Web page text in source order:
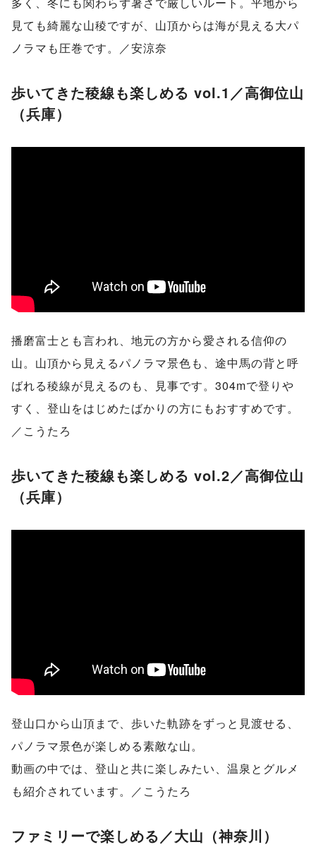
見ても綺麗な山稜ですが、山頂からは海が見える大パ
ノラマも圧巻です。／安涼奈
歩いてきた稜線も楽しめる vol.1／高御位山
（兵庫）
播磨富士とも言われ、地元の方から愛される信仰の
山。山頂から見えるパノラマ景色も、途中馬の背と呼
ばれる稜線が見えるのも、見事です。304mで登りや
すく、登山をはじめたばかりの方にもおすすめです。
／こうたろ
歩いてきた稜線も楽しめる vol.2／高御位山
（兵庫）
登山口から山頂まで、歩いた軌跡をずっと見渡せる、
パノラマ景色が楽しめる素敵な山。
動画の中では、登山と共に楽しみたい、温泉とグルメ
も紹介されています。／こうたろ
ファミリーで楽しめる／大山（神奈川）